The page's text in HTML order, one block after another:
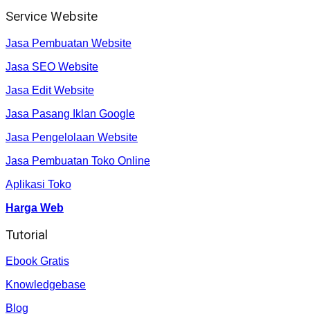
Service Website
Jasa Pembuatan Website
Jasa SEO Website
Jasa Edit Website
Jasa Pasang Iklan Google
Jasa Pengelolaan Website
Jasa Pembuatan Toko Online
Aplikasi Toko
Harga Web
Tutorial
Ebook Gratis
Knowledgebase
Blog